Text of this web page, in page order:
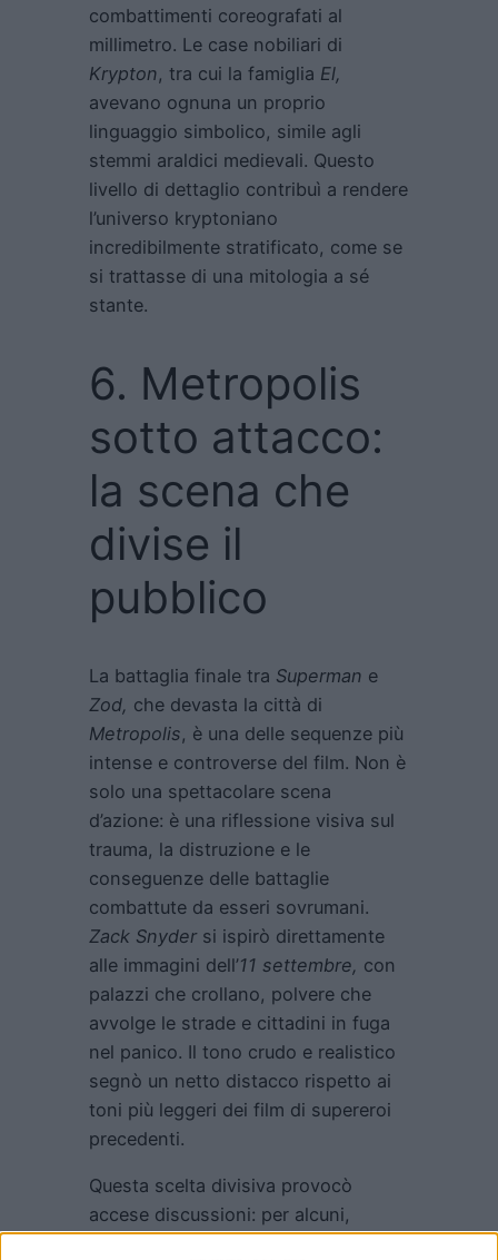
combattimenti coreografati al
millimetro. Le case nobiliari di
Krypton, tra cui la famiglia El,
avevano ognuna un proprio
linguaggio simbolico, simile agli
stemmi araldici medievali. Questo
livello di dettaglio contribuì a rendere
l’universo kryptoniano
incredibilmente stratificato, come se
si trattasse di una mitologia a sé
stante.
6. Metropolis
sotto attacco:
la scena che
divise il
pubblico
La battaglia finale tra Superman e
Zod, che devasta la città di
Metropolis, è una delle sequenze più
intense e controverse del film. Non è
solo una spettacolare scena
d’azione: è una riflessione visiva sul
trauma, la distruzione e le
conseguenze delle battaglie
combattute da esseri sovrumani.
Zack Snydersi ispirò direttamente
alle immagini dell’11 settembre, con
palazzi che crollano, polvere che
avvolge le strade e cittadini in fuga
nel panico. Il tono crudo e realistico
segnò un netto distacco rispetto ai
toni più leggeri dei film di supereroi
precedenti.
Questa scelta divisiva provocò
accese discussioni: per alcuni,